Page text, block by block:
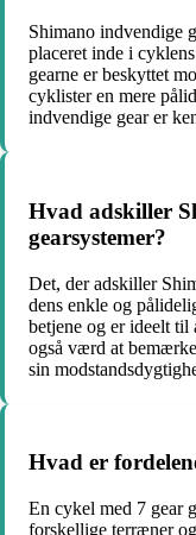
Shimano indvendige
placeret inde i
gearne er beskyttet
cyklister en mere
indvendige gear er
Hvad adskiller
gearsystemer?
Det, der adskiller
dens enkle og
betjene og er ideelt
også værd at
sin
Hvad er
En cykel med 7 gear
forskellige terræner